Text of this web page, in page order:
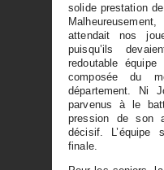
solide prestation
attendait nos
puisqu’ils
redoutable
composée du
département. Ni
parvenus à le
pression de son
décisif. L’équipe
finale.